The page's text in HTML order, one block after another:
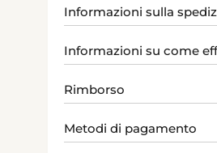
Informazioni sulla
Informazioni su come
Rimborso
Metodi di pagamento